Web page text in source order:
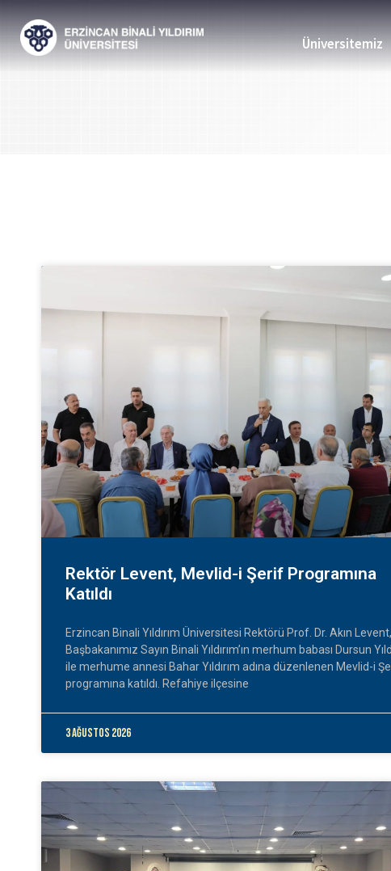
Üniversitemiz
Rektör Levent, Mevlid-i Şerif Programına
Katıldı
Erzincan Binali Yıldırım Üniversitesi Rektörü Prof. Dr. Akın Levent,
Başbakanımız Sayın Binali Yıldırım’ın merhum babası Dursun
ile merhume annesi Bahar Yıldırım adına düzenlenen Mevlid-i
programına katıldı. Refahiye ilçesine
3 Ağustos 2026